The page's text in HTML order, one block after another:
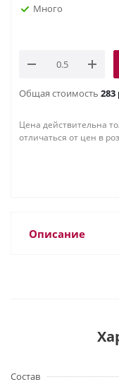
Много
Общая стоимость 283
Цена действительна
отличаться от цен в
Описание
Состав